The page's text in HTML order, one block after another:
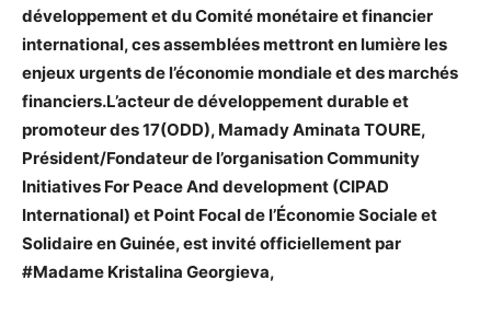
développement et du Comité monétaire et financier
international, ces assemblées mettront en lumière les
enjeux urgents de l’économie mondiale et des marchés
financiers.L’acteur de développement durable et
promoteur des 17(ODD), Mamady Aminata TOURE,
Président/Fondateur de l’organisation Community
Initiatives For Peace And development (CIPAD
International) et Point Focal de l’Économie Sociale et
Solidaire en Guinée, est invité officiellement par
#Madame Kristalina Georgieva,